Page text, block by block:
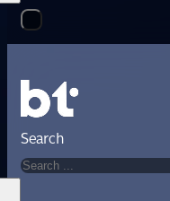
Search